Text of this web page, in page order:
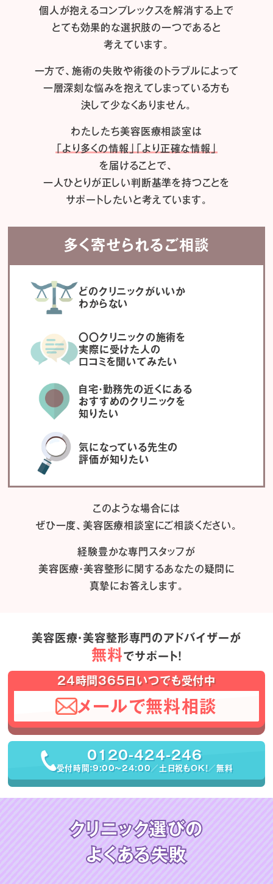
個人が抱えるコンプレックスを解消する上で
とても効果的な選択肢の一つであると
考えています。
一方で、施術の失敗や術後のトラブルによって
一層深刻な悩みを抱えてしまっている方も
決して少なくありません。
わたしたち美容医療相談室は
「より多くの情報」「より正確な情報」
を届けることで、
一人ひとりが正しい判断基準を持つことを
サポートしたいと考えています。
多く寄せられるご相談
どのクリニックがいいか
わからない
〇〇クリニックの施術を
実際に受けた人の
口コミを聞いてみたい
自宅・勤務先の近くにある
おすすめのクリニックを
知りたい
気になっている先生の
評価が知りたい
このような場合には
ぜひ一度、美容医療相談室にご相談ください。
経験豊かな専門スタッフが
美容医療・美容整形に関するあなたの疑問に
真摯にお答えします。
美容医療・美容整形専門のアドバイザーが
無料でサポート！
24時間365日いつでも受付中
メールで無料相談
0120-424-246
受付時間：9:00〜24:00／土日祝もOK！／無料
クリニック選びの
よくある失敗